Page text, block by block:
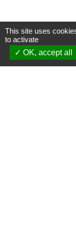
This site uses
to activate
OK, accept all